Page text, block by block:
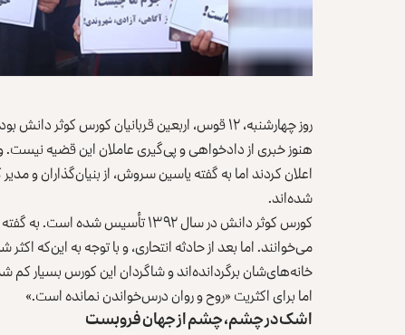
شده‌اند.
کورس کوثر دانش در سال ۱۳۹۲
می‌خوانند. اما بعد از حادثه انتحاری، و با توجه به این‌که
خانه‌های‌شان برگردانده‌اند و شاگردان این کورس بسیار
اما برای اکثریت «روح و روان درس‌خواندن نمانده است.»
اشک در چشم، چشم از جهان فروبست